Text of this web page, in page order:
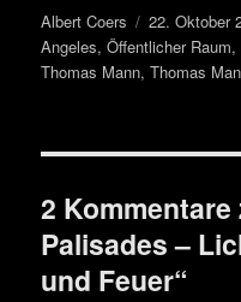
Autor
Albert Coers
Veröffentlicht
am
22. Oktober
Angeles,Öffentlicher Raum,
Thomas Mann,Thomas
2
Palisades –
und Feuer“